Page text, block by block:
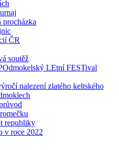
procházka
ČR
soutěž
LEtní FESTival
nalezení zlatého keltského
republiky
v roce 2022